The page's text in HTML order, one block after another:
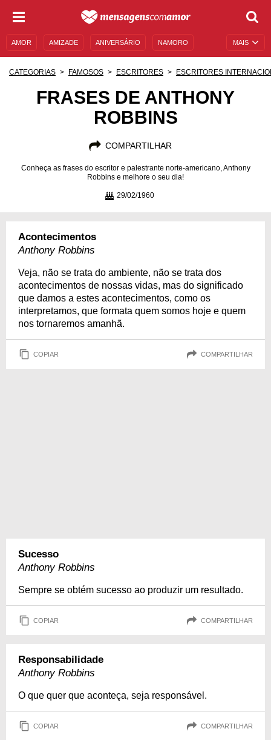
MAIS
AMOR AMIZADE ANIVERSÁRIO NAMORO
MENSAGENS DE ANIVERSÁRIO
CATEGORIAS FAMOSOS ESCRITORES ESCRITORES
FRASES DE ANTHONY
ROBBINS
COMPARTILHAR
Conheça as frases do escritor e palestrante norte-americano, Anthony
Robbins e melhore o seu dia!
29/02/1960
Acontecimentos
Anthony Robbins
Veja, não se trata do ambiente, não se trata dos
acontecimentos de nossas vidas, mas do significado
que damos a estes acontecimentos, como os
interpretamos, que formata quem somos hoje e quem
nos tornaremos amanhã.
COPIAR COMPARTILHAR
Sucesso
Anthony Robbins
Sempre se obtém sucesso ao produzir um resultado.
COPIAR COMPARTILHAR
Responsabilidade
Anthony Robbins
O que quer que aconteça, seja responsável.
COPIAR COMPARTILHAR